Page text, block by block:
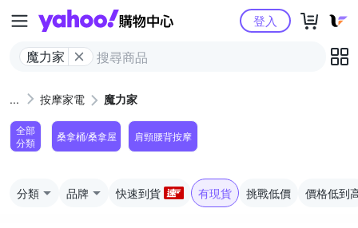
Yahoo購物中心
魔力家
登入
按摩家電 魔力家
全部
分類
桑拿桶/桑拿屋 肩頸腰背按摩
分類 品牌 快速到貨 有現貨 挑戰低價 價格低到